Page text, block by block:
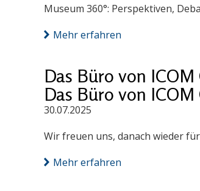
Museum 360°: Perspektiven,
Mehr erfahren
Das Büro von
Das Büro von
30.07.2025
Wir freuen uns, danach wieder für
Mehr erfahren